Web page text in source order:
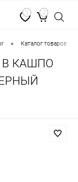
0 0
• каталог товаров
В КАШПО